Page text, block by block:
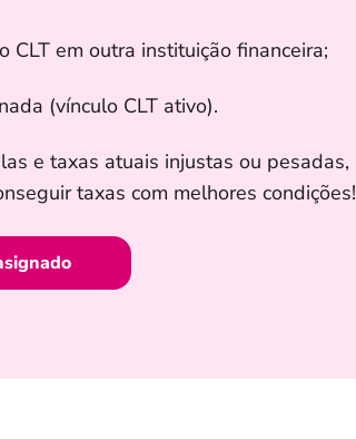
CLT em outra instituição financeira;
(vínculo CLT ativo).
e taxas atuais injustas ou pesadas,
taxas com melhores condições!